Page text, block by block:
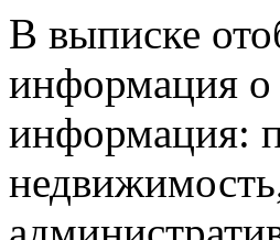
В выписке
информация о
информация: